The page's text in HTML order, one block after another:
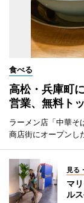
食べる
高松・兵庫町
営業、無料ト
ラーメン店「中華そ
商店街にオープンし
見る
マ
ル